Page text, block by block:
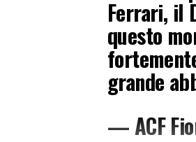
Ferrari, il
questo
grande
— ACF